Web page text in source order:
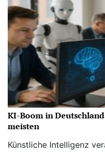
KI-Boom in
meisten
Künstliche Intelligenz